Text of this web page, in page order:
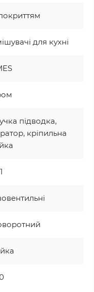
для кухні
підводка,
кріпильна